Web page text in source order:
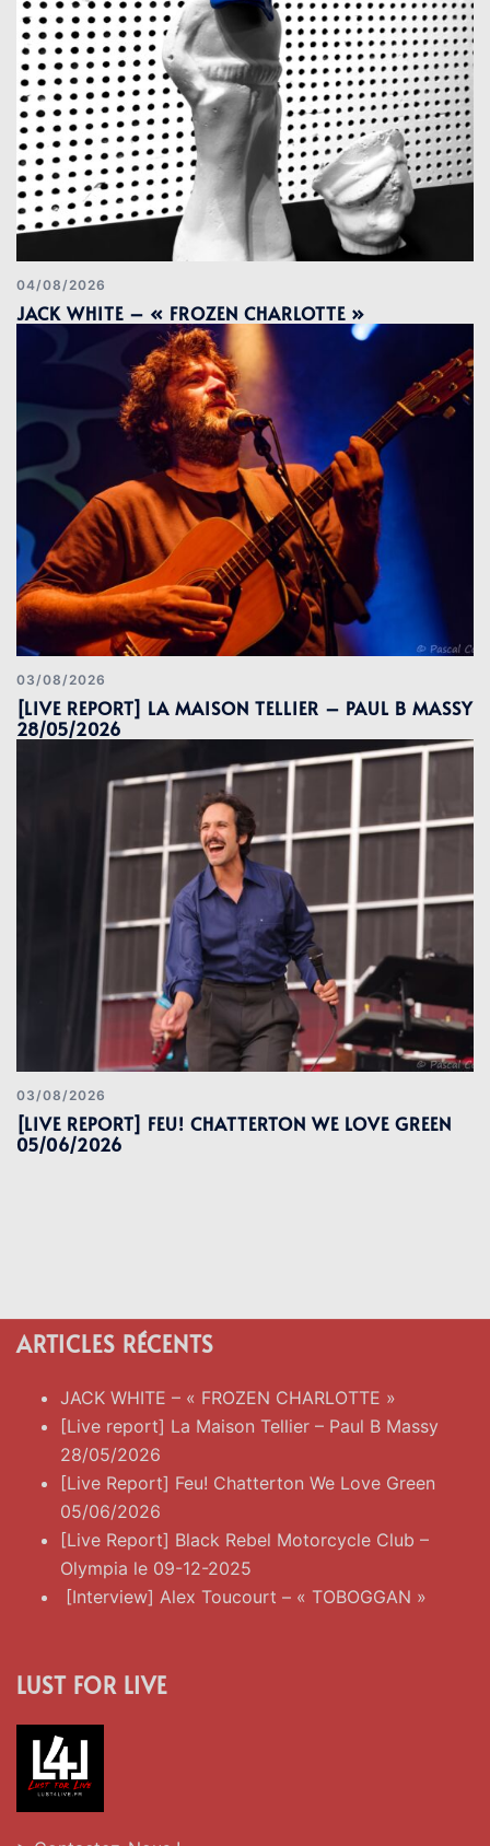
04/08/2026
JACK WHITE – « FROZEN CHARLOTTE »
03/08/2026
[LIVE REPORT] LA MAISON TELLIER – PAUL B MASSY
28/05/2026
03/08/2026
[LIVE REPORT] FEU! CHATTERTON WE LOVE GREEN
05/06/2026
ARTICLES RÉCENTS
JACK WHITE – « FROZEN CHARLOTTE »
[Live report] La Maison Tellier – Paul B Massy
28/05/2026
[Live Report] Feu! Chatterton We Love Green
05/06/2026
[Live Report] Black Rebel Motorcycle Club –
Olympia le 09-12-2025
[Interview] Alex Toucourt – « TOBOGGAN »
LUST FOR LIVE